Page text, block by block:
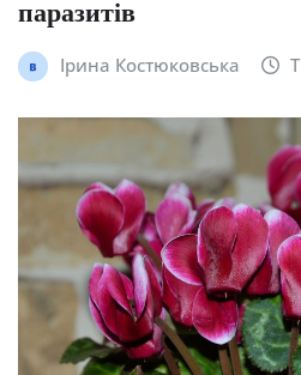
паразитів
Ірина Костюковська